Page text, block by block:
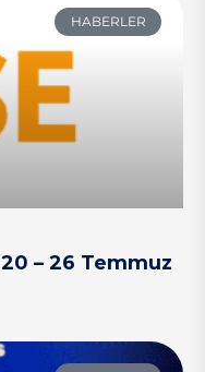
HABERLER
– 26 Temmuz